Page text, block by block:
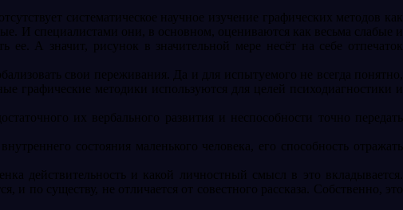
систематическое научное изучение графических методов как
И специалистами они, в основном, оцениваются как весьма слабые и
А значит, рисунок в значительной мере несёт на себе отпечаток
свои переживания. Да и для испытуемого не всегда понятно,
методики используются для целей психодиагностики и
их вербального развития и неспособности точно передать
состояния маленького человека, его способность отражать
действительность и какой личностный смысл в это вкладывается.
и по существу, не отличается от совестного рассказа. Собственно, это